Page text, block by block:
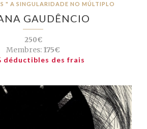
" A SINGULARIDADE NO MÚLTIPLO
GAUDÊNCIO
250€
Membres: 175€
déductibles des frais